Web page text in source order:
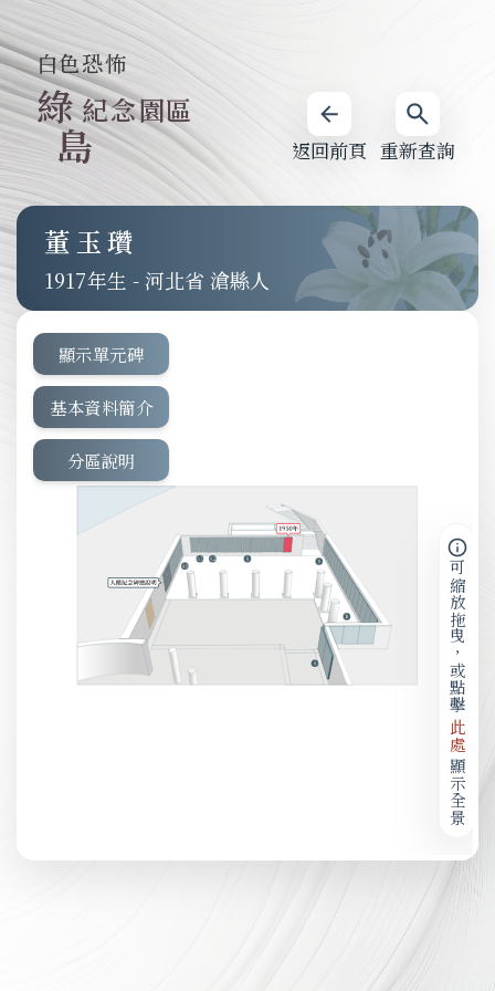
重新查詢
返回前頁
白色恐怖
綠
島
紀念園區
董玉瓚
1917 - 河北省 滄縣人
顯示單元碑
基本資料簡介
分區說明
可縮放拖曳，或點擊
此處
顯示全景